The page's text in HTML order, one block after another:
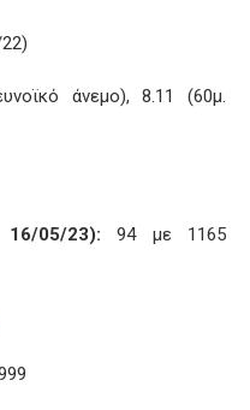
άνεμο), 8.11 (60μ.
05/23): 94 με 1165